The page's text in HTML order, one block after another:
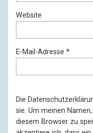
Website
E-Mail-Adresse *
Die
sie. Um meinen
diesem Browser zu